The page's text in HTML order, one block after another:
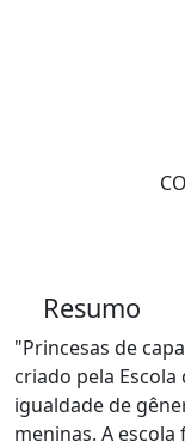
Resumo
"Princesas de
criado pela Escola
igualdade de
meninas. A